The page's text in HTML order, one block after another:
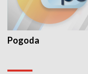
Pogoda